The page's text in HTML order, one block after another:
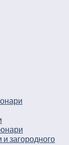
загородного